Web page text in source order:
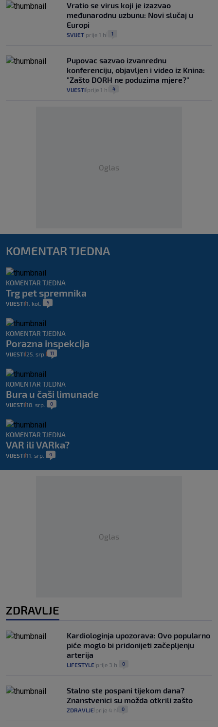
Vratio se virus koji je izazvao
međunarodnu uzbunu: Novi slučaj u
Europi
SVIJET prije 1 h 1
Pupovac sazvao izvanrednu
konferenciju, objavljen i video iz Knina:
"Zašto DORH ne poduzima mjere?"
VIJESTI prije 1 h 4
Oglas
KOMENTAR TJEDNA
KOMENTAR TJEDNA
Trg pet spremnika
VIJESTI 1. kol. 5
KOMENTAR TJEDNA
Porazna inspekcija
VIJESTI 25. srp. 11
KOMENTAR TJEDNA
Bura u čaši limunade
VIJESTI 18. srp. 0
KOMENTAR TJEDNA
VAR ili VARka?
VIJESTI 11. srp. 4
Oglas
ZDRAVLJE
Kardiologinja upozorava: Ovo popularno
piće moglo bi pridonijeti začepljenju
arterija
LIFESTYLE prije 3 h 0
Stalno ste pospani tijekom dana?
Znanstvenici su možda otkrili zašto
ZDRAVLJE prije 4 h 0